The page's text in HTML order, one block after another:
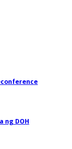
ng DOH